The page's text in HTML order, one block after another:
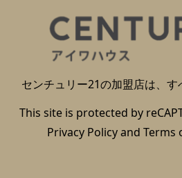
センチュリー21の加盟店は、す
This site is protected by
Privacy Policyand Terms